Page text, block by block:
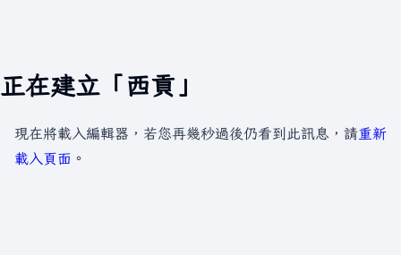
正在建立「西貢」
現在將載入編輯器，若您再幾秒過後仍看到此訊息，請重新
載入頁面 。